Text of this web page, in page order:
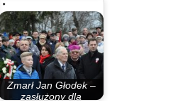
Zmarł Jan Głodek –
zasłużony dla